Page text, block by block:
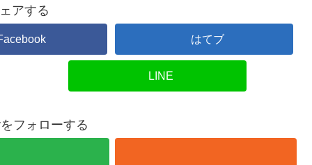
アする
はてブ
LINE
フォローする